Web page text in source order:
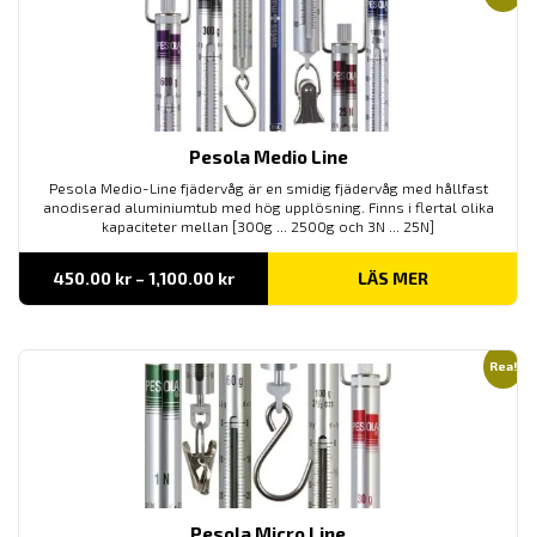
Pesola Medio Line
Pesola Medio-Line fjädervåg är en smidig fjädervåg med hållfast
anodiserad aluminiumtub med hög upplösning. Finns i flertal olika
kapaciteter mellan [300g ... 2500g och 3N ... 25N]
450.00 kr – 1,100.00 krPrisintervall:
till
LÄS MER
Rea!